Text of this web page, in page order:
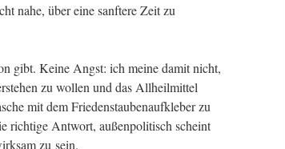
nahe, über eine sanf­te­re Zeit zu
gibt. Kei­ne Angst: ich mei­ne damit nicht,
zu wol­len und das All­heil­mit­tel
mit dem Frie­dens­tau­ben­auf­kle­ber zu
rich­ti­ge Ant­wort, außen­po­li­tisch scheint
zu sein.